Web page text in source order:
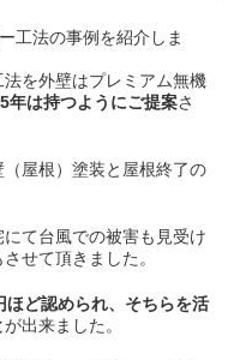
工法の事例を紹介しま
を外壁はプレミアム無機
年は持つようにご提案さ
屋根）塗装と屋根終了の
て台風での被害も見受け
せて頂きました。
ど認められ、そちらを活
が出来ました。